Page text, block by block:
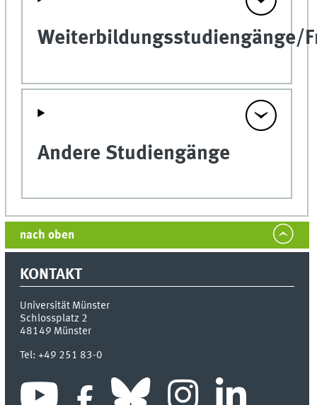
Weiterbildungsstudiengänge/
Andere Studiengänge
nach oben
KONTAKT
Universität Münster
Schlossplatz 2
48149 Münster
Tel:+49 251 83-0